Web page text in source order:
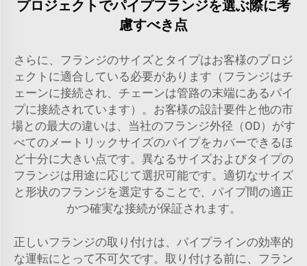
プロジェクトでパイプフランジを選ぶ際に考
慮すべき点
さらに、フランジのサイズとタイプはお客様のプロジ
ェクトに適合している必要があります（フランジはチ
ェーンに接続され、チェーンは管路の末端にあるパイ
プに接続されています）。お客様の設計要件と他の市
場との最大の違いは、当社のフランジ外径（OD）がす
べてのメートリックサイズのパイプをカバーできるほ
ど十分に大きい点です。異なるサイズおよびタイプの
フランジは用途に応じて選択可能です。適切なサイズ
と形状のフランジを選定することで、パイプ間の適正
かつ確実な接続が保証されます。
正しいフランジの取り付けは、パイプラインの効率的
な運転にとって不可欠です。取り付ける前に、フラン